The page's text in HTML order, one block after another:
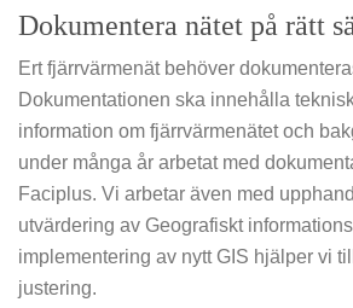
Dokumentera nätet på rätt
Ert fjärrvärmenät behöver
Dokumentationen ska innehålla
information om fjärrvärmenätet och
under många år arbetat med
Faciplus. Vi arbetar även med
utvärdering av Geografiskt
implementering av nytt GIS hjälper vi
justering.